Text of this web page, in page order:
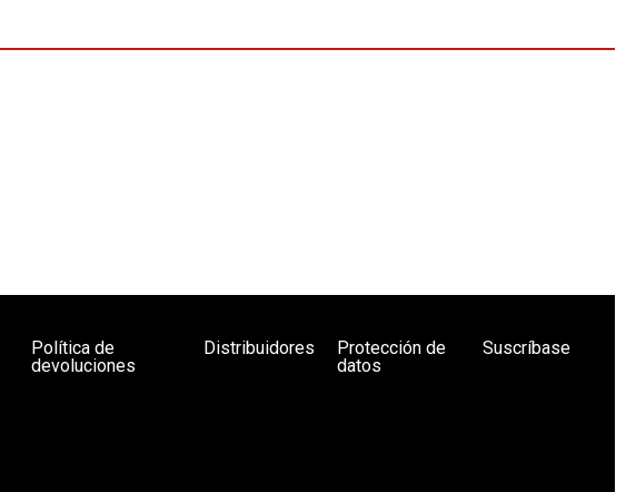
Política de
devoluciones
Distribuidores
Protección de
datos
Suscríbase